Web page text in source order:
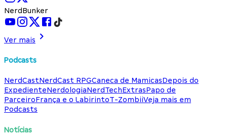
NerdBunker
Ver mais
Podcasts
NerdCastNerdCast RPGCaneca de MamicasDepois do
ExpedienteNerdologiaNerdTechExtrasPapo de
ParceiroFrança e o LabirintoT-ZombiiVeja mais em
Podcasts
Notícias